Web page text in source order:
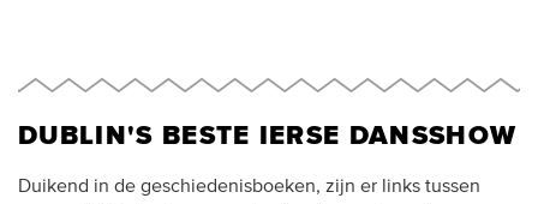
DUBLIN'S BESTE IERSE DANSSHOW
Duikend in de geschiedenisboeken, zijn er links tussen